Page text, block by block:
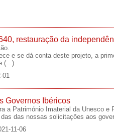
restauração da
e se dá conta deste projeto, a
(...)
01
Governos Ibéricos
a Património Imaterial da Unesco e
das nossas solicitações aos
11-06